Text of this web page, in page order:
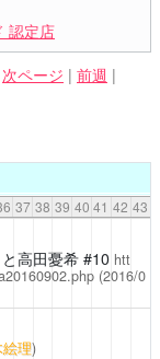
認定店
次ページ | 前週 |
37 38 39 40 41 42 43
高田憂希#10 htt
(2016/0
理)